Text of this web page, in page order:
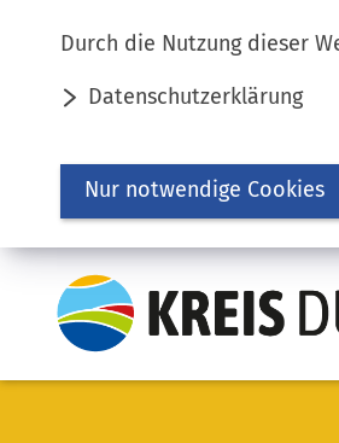
Durch die Nutzung dieser
Datenschutzerklärung
Nur notwendige Cookies
Inhalt anspringen